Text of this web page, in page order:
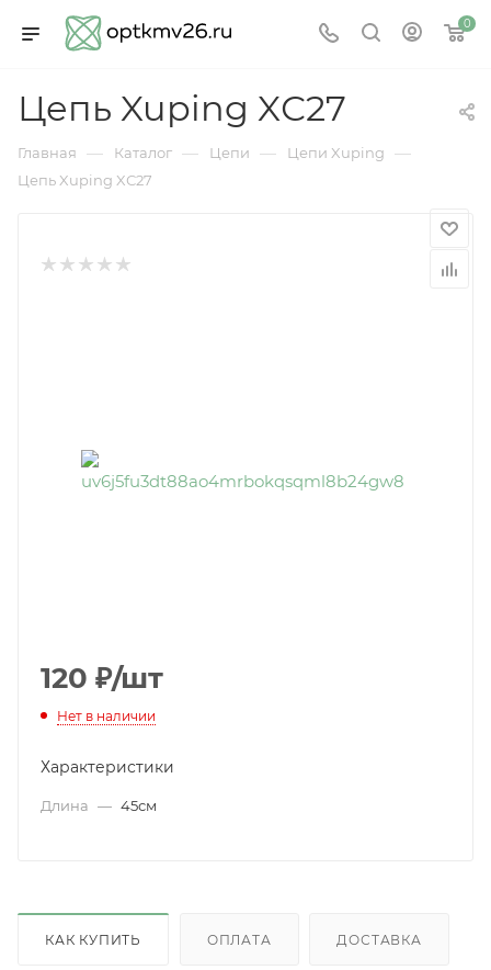
0
Цепь Xuping XС27
Главная — Каталог — Цепи — Цепи Xuping —
Цепь Xuping XС27
120 ₽/шт
Нет в наличии
Характеристики
Длина — 45см
КАК КУПИТЬ ОПЛАТА ДОСТАВКА